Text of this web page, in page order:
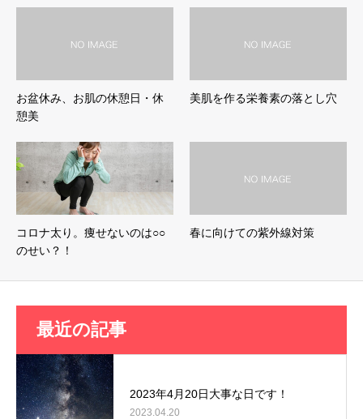
お盆休み、お肌の休憩日・休
憩美
美肌を作る栄養素の落とし穴
コロナ太り。痩せないのは○○
のせい？！
春に向けての紫外線対策
最近の記事
2023年4月20日大事な日です！
2023.04.20